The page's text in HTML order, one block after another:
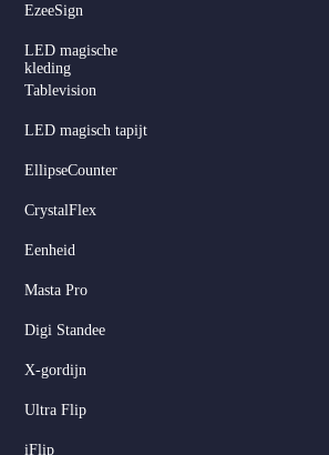
EzeeSign
LED magische
kleding
Tablevision
LED magisch tapijt
EllipseCounter
CrystalFlex
Eenheid
Masta Pro
Digi Standee
X-gordijn
Ultra Flip
iFlip